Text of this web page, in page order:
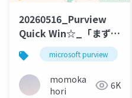
20260516_Purview
Quick Win☆_「まずは
ここから」のアイデア
microsoft purview
momoka
hori
6K